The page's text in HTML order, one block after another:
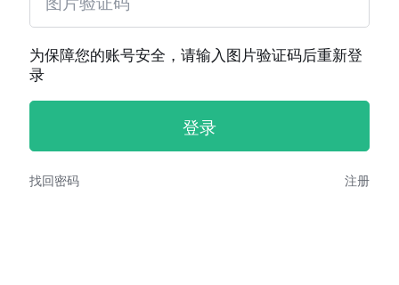
为保障您的账号安全，请输入图片验证码后重新登
录
找回密码 注册